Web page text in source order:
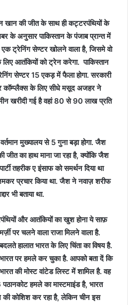
खान की जीत के साथ ही कट्टरपंथियों के
के अनुसार पाकिस्तान के पंजाब प्रान्त में
ट्रेनिंग सेण्टर खोलने वाला है, जिसमे वो
लिए आतंकियों को ट्रेन करेगा. पाकिस्‍तान
सेण्टर 15 एकड़ में फैला होगा. सरकारी
कॉम्‍प्‍लैक्‍स के लिए सीधे मसूद अजहर ने
खरीदी गई है वहां 80 से 90 लाख प्रति
मुख्यालय से 5 गुना बड़ा होगा. जैश
का हाथ माना जा रहा है, क्योंकि जैश
तहरीक ए इंसाफ को समर्थन दिया था
प्रचार किया था. जैश ने नवाज़ शरीफ
भी बताया था.
और आतंकियों का खुश होना ये साफ़
पर चलने वाला राजा मिलने वाला है.
हालात भारत के लिए चिंता का विषय है.
पर हमले कर चुका है. आपको बता दें कि
की मोस्‍ट वांटेड लिस्‍ट में शामिल है. वह
हमले का मास्‍टमाइंड है, भारत
कोशिश कर रहा है, लेकिन चीन इस